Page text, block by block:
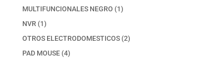
productos
MULTIFUNCIONALES NEGRO 11
NVR 11
producto
OTROS ELECTRODOMESTICOS 22
PAD MOUSE 44